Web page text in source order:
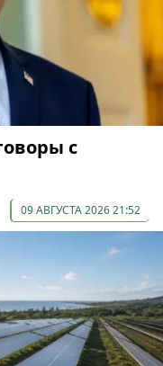
с
09 АВГУСТА 2026 21:52